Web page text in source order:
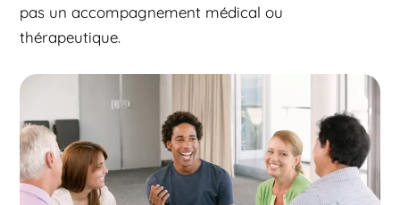
pas un accompagnement médical ou
thérapeutique.